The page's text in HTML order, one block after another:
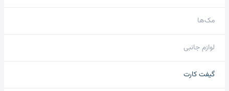
مک‌ها
لوازم جانبی
گیفت کارت